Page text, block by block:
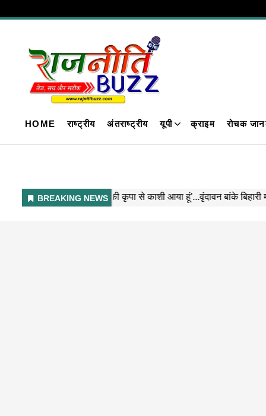
HOME राष्ट्रीय अंतराष्ट्रीय यूपी क्राइम रोचक